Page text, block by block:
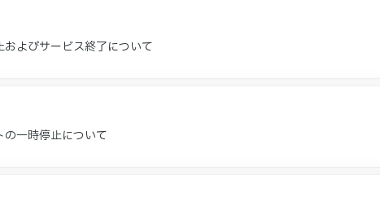
およびサービス終了について
一時停止について